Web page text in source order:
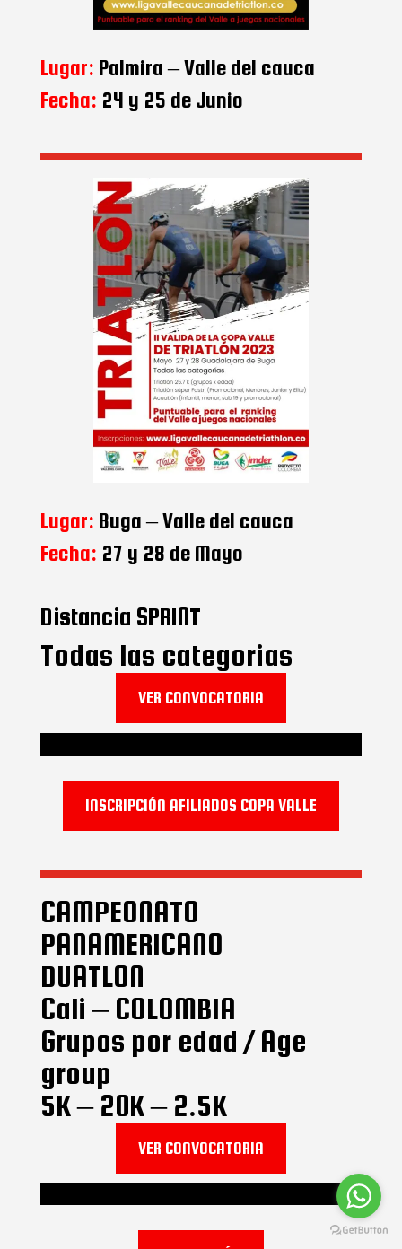
Lugar: Palmira – Valle del cauca
Fecha: 24 y 25 de Junio
Lugar: Buga – Valle del cauca
Fecha: 27 y 28 de Mayo
Distancia SPRINT
Todas las categorias
VER CONVOCATORIA
INSCRIPCIÓN AFILIADOS COPA VALLE
CAMPEONATO
PANAMERICANO
DUATLON
Cali – COLOMBIA
Grupos por edad / Age
group
5K – 20K – 2.5K
VER CONVOCATORIA